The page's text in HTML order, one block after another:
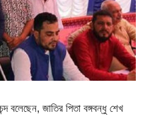
বলেছেন, জাতির পিতা বঙ্গবন্ধু শেখ